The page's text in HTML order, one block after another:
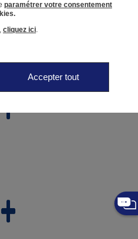
paramétrer votre consentement
cliquez ici.
Accepter tout